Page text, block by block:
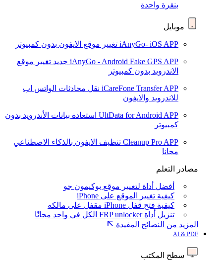
بنقرة واحدة
موبايل
iAnyGo- iOS APP تغيير موقع الايفون بدون كمبيوتر
iAnyGo - Android Fake GPS APP جديد تغيير موقع
الاندرويد بدون كمبيوتر
iCareFone Transfer APP نقل محادثات الواتس اب
للاندرويد والايفون
UltData for Android APP استعادة بيانات الأندرويد بدون
كمبيوتر
Cleanup Pro APP تنظيف الايفون بالذكاء الاصطناعي
مجانا
مصادر التعلم
أفضل أداة لتغيير موقع بوكيمون جو
كيفية تغيير الموقع على iPhone
كيفية فتح قفل iPhone مقفل على مالكه
تنزيل أداة FRP unlocker الكل في واحد مجانًا
المزيد من النصائح المفيدة
AI & PDF
سطح المكتب